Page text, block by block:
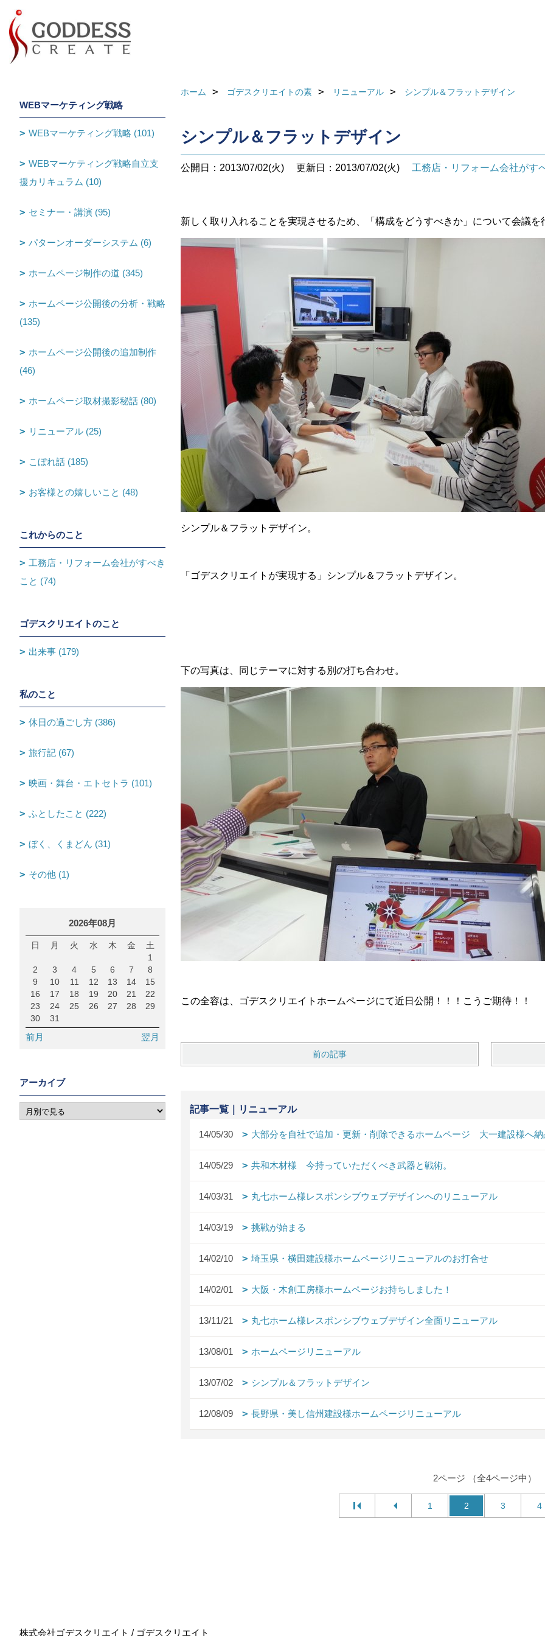
ホーム ゴデスクリエイトの素 リニューアル シンプル＆フラットデザイン
シンプル＆フラットデザイン
公開日：2013/07/02(火) 更新日：2013/07/02(火) 工務店・リフォーム会社がす
新しく取り入れることを実現させるため、「構成をどうすべきか」について会議を
シンプル＆フラットデザイン。
「ゴデスクリエイトが実現する」シンプル＆フラットデザイン。
下の写真は、同じテーマに対する別の打ち合わせ。
この全容は、ゴデスクリエイトホームページにて近日公開！！！こうご期待！！
前の記事
記事一覧｜リニューアル
14/05/30 大部分を自社で追加・更新・削除できるホームページ 大一建設様へ納
14/05/29 共和木材様 今持っていただくべき武器と戦術。
14/03/31 丸七ホーム様レスポンシブウェブデザインへのリニューアル
14/03/19 挑戦が始まる
14/02/10 埼玉県・横田建設様ホームページリニューアルのお打合せ
14/02/01 大阪・木創工房様ホームページお持ちしました！
13/11/21 丸七ホーム様レスポンシブウェブデザイン全面リニューアル
13/08/01 ホームページリニューアル
13/07/02 シンプル＆フラットデザイン
12/08/09 長野県・美し信州建設様ホームページリニューアル
2ページ （全4ページ中）
1 2 3 4
WEBマーケティング戦略
WEBマーケティング戦略 (101)
WEBマーケティング戦略自立支
援カリキュラム (10)
セミナー・講演 (95)
パターンオーダーシステム (6)
ホームページ制作の道 (345)
ホームページ公開後の分析・戦略
(135)
ホームページ公開後の追加制作
(46)
ホームページ取材撮影秘話 (80)
リニューアル (25)
こぼれ話 (185)
お客様との嬉しいこと (48)
これからのこと
工務店・リフォーム会社がすべき
こと (74)
ゴデスクリエイトのこと
出来事 (179)
私のこと
休日の過ごし方 (386)
旅行記 (67)
映画・舞台・エトセトラ (101)
ふとしたこと (222)
ぼく、くまどん (31)
その他 (1)
2026年08月
日 月 火 水 木 金
土
1
2
3 4 5 6 7
8
9
10 11 12 13 14
15
16
17 18 19 20 21
22
23
24 25 26 27 28
29
30
31
前月 翌月
アーカイブ
株式会社ゴデスクリエイト / ゴデスクリエイト